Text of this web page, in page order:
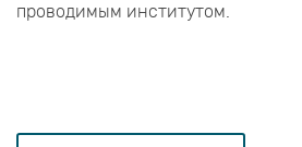
проводимым институтом.